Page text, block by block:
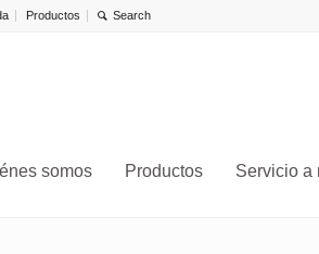
Productos
somos Productos Servicio a